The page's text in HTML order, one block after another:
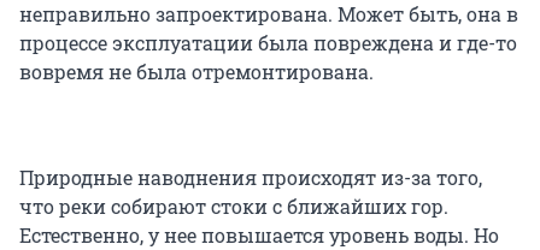
неправильно запроектирована. Может быть, она в
процессе эксплуатации была повреждена и где-то
вовремя не была отремонтирована.
Природные наводнения происходят из-за того,
что реки собирают стоки с ближайших гор.
Естественно, у нее повышается уровень воды. Но